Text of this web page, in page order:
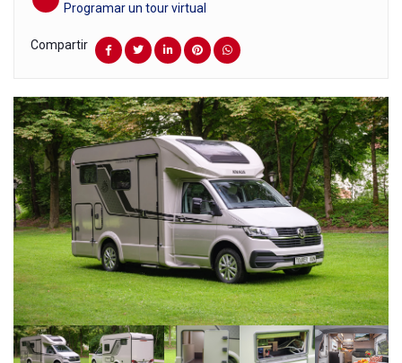
Programar un tour virtual
Compartir